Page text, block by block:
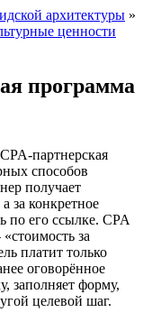
архитектуры »
ценности
программа
CPA-партнерская
способов
получает
за конкретное
по его ссылке. CPA
за
платит только
оговорённое
заполняет форму,
целевой шаг.